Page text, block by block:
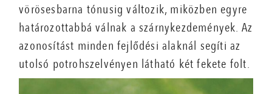
vörösesbarna tónusig változik, miközben egyre
határozottabbá válnak a szárnykezdemények. Az
azonosítást minden fejlődési alaknál segíti az
utolsó potrohszelvényen látható két fekete folt.